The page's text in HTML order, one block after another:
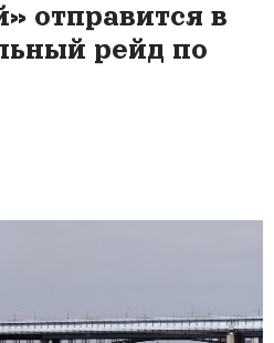
отправится в
рейд по